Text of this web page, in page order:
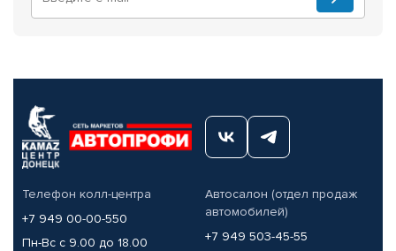
Телефон колл-центра
+7 949 00-00-550
Пн-Вс с 9.00 до 18.00
Автосалон (отдел продаж
автомобилей)
+7 949 503-45-55